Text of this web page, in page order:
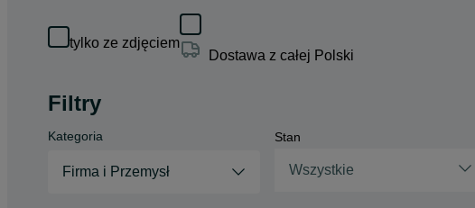
tylko ze zdjęciem
Dostawa z całej Polski
Filtry
Kategoria
Firma i Przemysł
Stan
Wszystkie